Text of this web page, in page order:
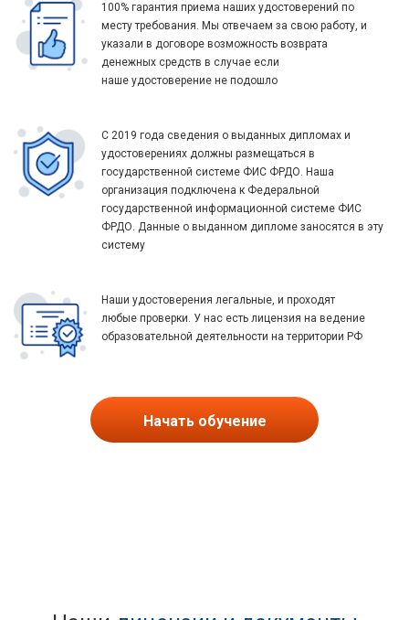
100% гарантия приема наших удостоверений по
месту требования. Мы отвечаем за свою работу, и
указали в договоре возможность возврата
денежных средств в случае если
наше удостоверение не подошло
С 2019 года сведения о выданных дипломах и
удостоверениях должны размещаться в
государственной системе ФИС ФРДО. Наша
организация подключена к Федеральной
государственной информационной системе ФИС
ФРДО. Данные о выданном дипломе заносятся в эту
систему
Наши удостоверения легальные, и проходят
любые проверки. У нас есть лицензия на ведение
образовательной деятельности на территории РФ
Начать обучение